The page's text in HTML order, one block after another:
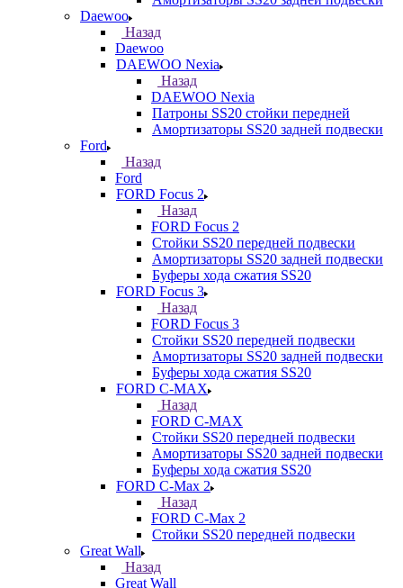
Daewoo
Назад
Daewoo
DAEWOO Nexia
Назад
DAEWOO Nexia
Патроны SS20 стойки передней
Амортизаторы SS20 задней подвески
Ford
Назад
Ford
FORD Focus 2
Назад
FORD Focus 2
Стойки SS20 передней подвески
Амортизаторы SS20 задней подвески
Буферы хода сжатия SS20
FORD Focus 3
Назад
FORD Focus 3
Стойки SS20 передней подвески
Амортизаторы SS20 задней подвески
Буферы хода сжатия SS20
FORD С-MAX
Назад
FORD С-MAX
Стойки SS20 передней подвески
Амортизаторы SS20 задней подвески
Буферы хода сжатия SS20
FORD C-Max 2
Назад
FORD C-Max 2
Стойки SS20 передней подвески
Great Wall
Назад
Great Wall